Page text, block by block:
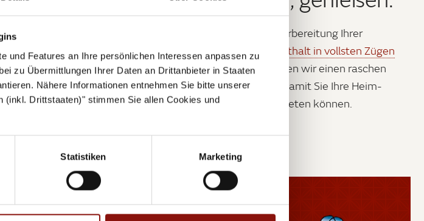
und Features an Ihre persönlichen Interessen anpassen zu
zu Übermittlungen Ihrer Daten an Drittanbieter in Staaten
Nähere Informationen entnehmen Sie bitte unserer
(inkl. Drittstaaten)" stimmen Sie allen Cookies und
Statistiken Marketing
Gerne unterstützen wir bei der Vorbereitung Ihrer
Aktivitäten, damit Sie IhrenAufenthalt in vollsten Zügen
genießenkönnen. Außerdem bieten wir einen raschen
und unkomplizierten Check Out, damit Sie Ihre Heim-
oder Weiterreise ohne Hektik antreten können.